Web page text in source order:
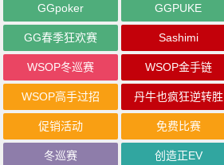
GGpoker GGPUKE
GG春季狂欢赛 Sashimi
WSOP冬巡赛 WSOP金手链
WSOP高手过招 丹牛也疯狂逆转胜
促销活动 免费比赛
冬巡赛 创造正EV